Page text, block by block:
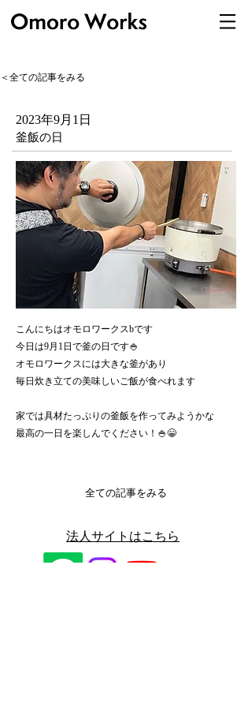
＜全ての記事をみる
2023年9月1日
釜飯の日
こんにちはオモロワークスbです
今日は9月1日で釜の日です🍚
オモロワークスには大きな釜があり
毎日炊き立ての美味しいご飯が食べれます
家では具材たっぷりの釜飯を作ってみようかな
最高の一日を楽しんでください！🍚😁
全ての記事をみる
​法人サイトはこちら